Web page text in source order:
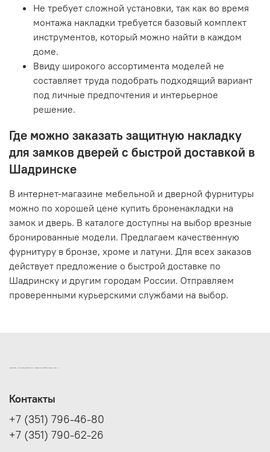
Не требует сложной установки, так как во время
монтажа накладки требуется базовый комплект
инструментов, который можно найти в каждом
доме.
Ввиду широкого ассортимента моделей не
составляет труда подобрать подходящий вариант
под личные предпочтения и интерьерное
решение.
Где можно заказать защитную накладку
для замков дверей с быстрой доставкой в
Шадринске
В интернет-магазине мебельной и дверной фурнитуры
можно по хорошей цене купить броненакладки на
замок и дверь. В каталоге доступны на выбор врезные
бронированные модели. Предлагаем качественную
фурнитуру в бронзе, хроме и латуни. Для всех заказов
действует предложение о быстрой доставке по
Шадринску и другим городам России. Отправляем
проверенными курьерскими службами на выбор.
ИНТЕРНЕТ-МАГАЗИН ДВЕРНОЙ И МЕБЕЛЬНОЙ ФУРНИТУРЫ САМ
Контакты
+7 (351) 796-46-80
+7 (351) 790-62-26